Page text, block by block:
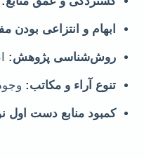
ابهام و انتزاعی بودن
روش‌شناسی پژوهش:
تنوع آراء و مکاتب:
کمبود منابع دست اول